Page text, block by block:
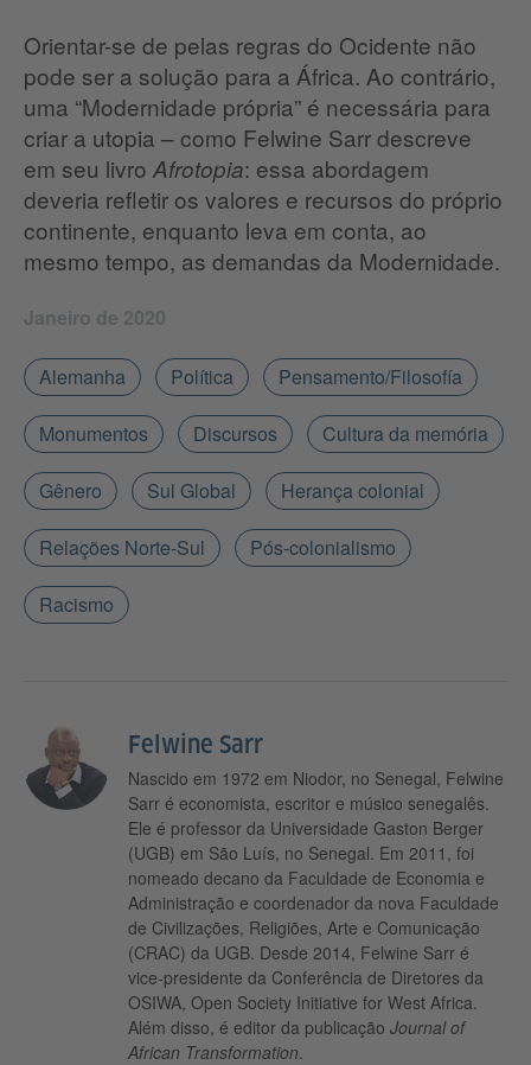
Orientar-se de pelas regras do Ocidente não
pode ser a solução para a África. Ao contrário,
uma “Modernidade própria” é necessária para
criar a utopia – como Felwine Sarr descreve
em seu livro Afrotopia: essa abordagem
deveria refletir os valores e recursos do próprio
continente, enquanto leva em conta, ao
mesmo tempo, as demandas da Modernidade.
Janeiro de 2020
Alemanha Política Pensamento/Filosofía
Monumentos Discursos Cultura da memória
Gênero Sul Global Herança colonial
Relações Norte-Sul Pós-colonialismo
Racismo
Felwine Sarr
Nascido em 1972 em Niodor, no Senegal, Felwine
Sarr é economista, escritor e músico senegalês.
Ele é professor da Universidade Gaston Berger
(UGB) em São Luís, no Senegal. Em 2011, foi
nomeado decano da Faculdade de Economia e
Administração e coordenador da nova Faculdade
de Civilizações, Religiões, Arte e Comunicação
(CRAC) da UGB. Desde 2014, Felwine Sarr é
vice-presidente da Conferência de Diretores da
OSIWA, Open Society Initiative for West Africa.
Além disso, é editor da publicação Journal of
African Transformation.